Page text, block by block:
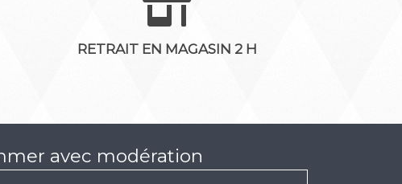
RETRAIT EN MAGASIN 2 H
avec modération